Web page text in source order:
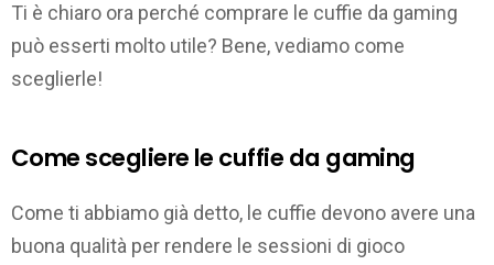
Ti è chiaro ora perché comprare le cuffie da gaming
può esserti molto utile? Bene, vediamo come
sceglierle!
Come scegliere le cuffie da gaming
Come ti abbiamo già detto, le cuffie devono avere una
buona qualità per rendere le sessioni di gioco